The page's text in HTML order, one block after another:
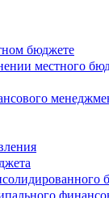
бюджете
местного